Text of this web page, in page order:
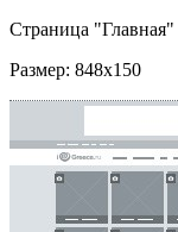
Страница "Главная"
Размер: 848x150